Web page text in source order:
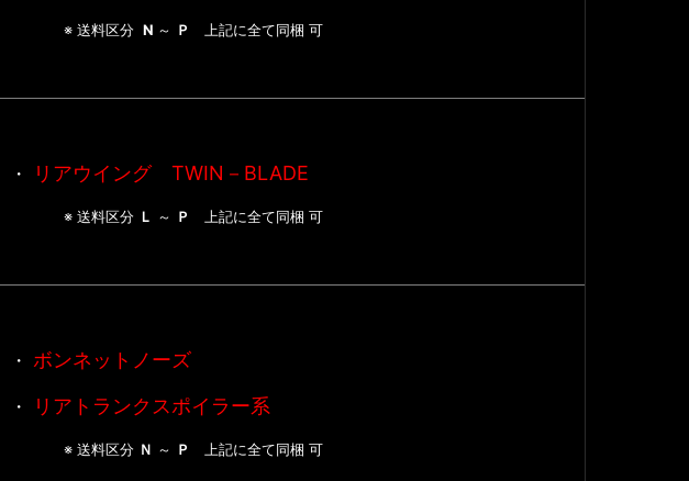
※ 送料区分 N ～ Ｐ 上記に全て同梱 可
・ リアウイング TWIN－BLADE
※ 送料区分 Ｌ ～ Ｐ 上記に全て同梱 可
・ ボンネットノーズ
・ リアトランクスポイラー系
※ 送料区分 Ｎ ～ Ｐ 上記に全て同梱 可